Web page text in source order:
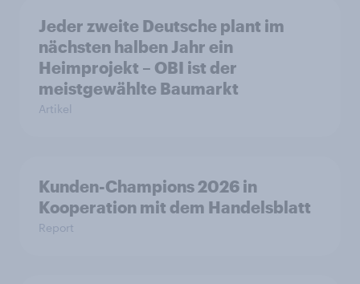
Jeder zweite Deutsche plant im
nächsten halben Jahr ein
Heimprojekt – OBI ist der
meistgewählte Baumarkt
Artikel
Kunden-Champions 2026 in
Kooperation mit dem Handelsblatt
Report